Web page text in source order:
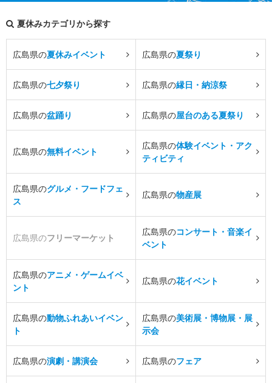
夏休みカテゴリから探す
広島県の夏休みイベント 広島県の夏祭り
広島県の七夕祭り 広島県の縁日・納涼祭
広島県の盆踊り 広島県の屋台のある夏祭り
広島県の無料イベント
広島県の体験イベント・アク
ティビティ
広島県のグルメ・フードフェ
ス
広島県の物産展
広島県のフリーマーケット
広島県のコンサート・音楽イ
ベント
広島県のアニメ・ゲームイベ
ント
広島県の花イベント
広島県の動物ふれあいイベン
ト
広島県の美術展・博物展・展
示会
広島県の演劇・講演会 広島県のフェア